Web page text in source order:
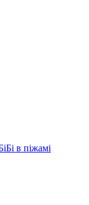
в піжамі